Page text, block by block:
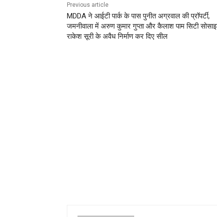
Previous article
MDDA ने आईटी पार्क के पास पुनीत अग्रवाल की प्रॉपर्टी,
जमनीवाला में अरुण कुमार गुप्ता और कैलाश पाम सिटी
राकेश सूरी के अवैध निर्माण कर दिए सील